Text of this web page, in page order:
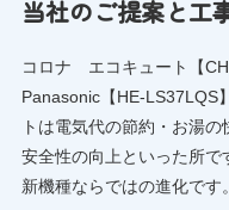
当社のご提案と工
コロナ エコキュート【
Panasonic【HE-LS37LQS
トは電気代の節約・お湯
安全性の向上といった所
新機種ならではの進化です。